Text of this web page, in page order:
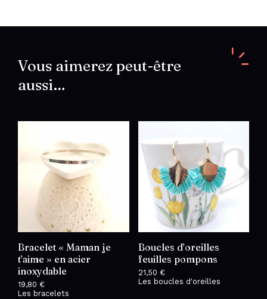
Vous aimerez peut-être
aussi…
Bracelet « Maman je
t’aime » en acier
inoxydable
19,80 €
Les bracelets
Boucles d’oreilles
feuilles pompons
21,50 €
Les boucles d'oreilles